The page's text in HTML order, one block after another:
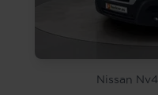
Nissan